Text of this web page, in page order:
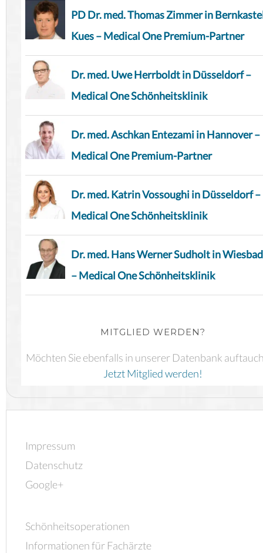
PD Dr. med. Thomas Zimmer in
Kues – Medical One Premium-Partner
Dr. med. Uwe Herrboldt in Düsseldorf –
Medical One Schönheitsklinik
Dr. med. Aschkan Entezami in Hannover –
Medical One Premium-Partner
Dr. med. Katrin Vossoughi in Düsseldorf –
Medical One Schönheitsklinik
Dr. med. Hans Werner Sudholt in
– Medical One Schönheitsklinik
MITGLIED WERDEN?
Möchten Sie ebenfalls in unserer Datenbank
Jetzt Mitglied werden!
Impressum
Datenschutz
Google+
Schönheitsoperationen
Informationen für Fachärzte